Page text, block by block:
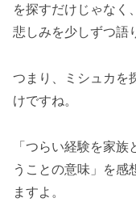
を探すだけじゃなく
悲しみを少しずつ語
つまり、ミシュカを
けですね。
「つらい経験を家
うことの意味」を感
ますよ。